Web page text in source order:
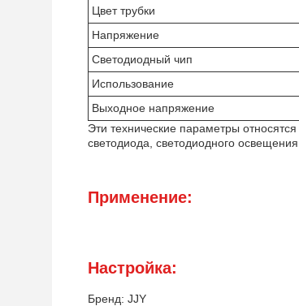
Цвет трубки
Напряжение
Светодиодный чип
Использование
Выходное напряжение
Эти технические параметры
светодиода, светодиодного
Применение:
Настройка:
Бренд: JJY